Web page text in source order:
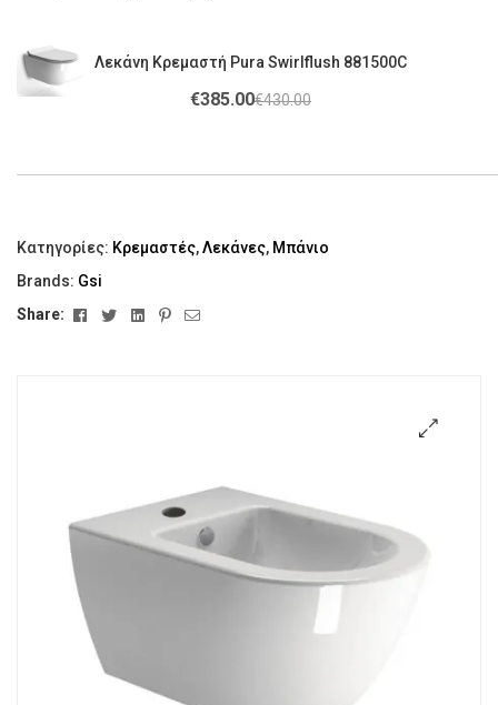
Λεκάνη Κρεμαστή Pura Swirlflush 881500C
€430.00
€385.00
Κατηγορίες: Κρεμαστές,Λεκάνες, Μπάνιο
Brands: Gsi
Share:
FacebookTwitterLinkedinPinterest
Email